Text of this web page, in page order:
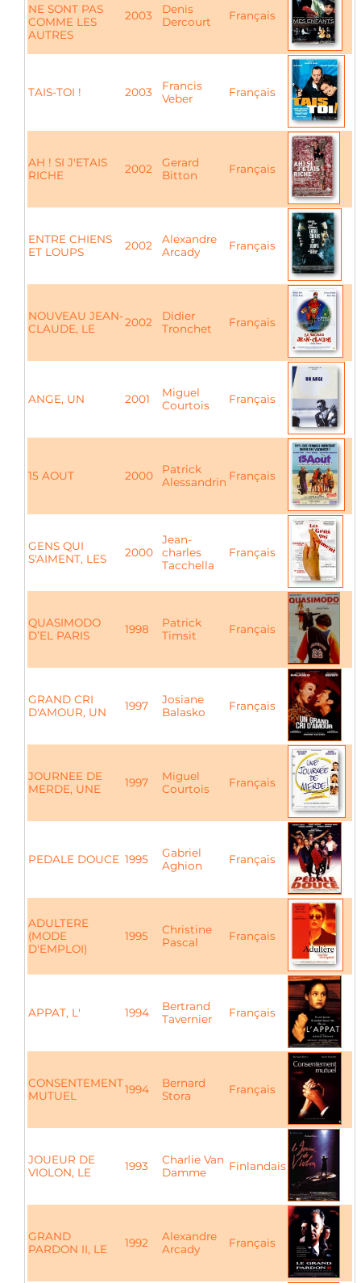
NE SONT PAS
COMME LES
AUTRES
2003
Denis
Dercourt
Français
TAIS-TOI ! 2003
Francis
Veber
Français
AH ! SI J'ETAIS
RICHE
2002
Gerard
Bitton
Français
ENTRE CHIENS
ET LOUPS
2002
Alexandre
Arcady
Français
NOUVEAU JEAN-
CLAUDE, LE
2002
Didier
Tronchet
Français
ANGE, UN 2001
Miguel
Courtois
Français
15 AOUT 2000
Patrick
Alessandrin Français
GENS QUI
S'AIMENT, LES
2000
Jean-
charles
Tacchella
Français
QUASIMODO
D’EL PARIS
1998
Patrick
Timsit
Français
GRAND CRI
D'AMOUR, UN
1997
Josiane
Balasko
Français
JOURNEE DE
MERDE, UNE
1997
Miguel
Courtois
Français
PEDALE DOUCE 1995
Gabriel
Aghion
Français
ADULTERE
(MODE
D'EMPLOI)
1995
Christine
Pascal
Français
APPAT, L' 1994
Bertrand
Tavernier
Français
CONSENTEMENT
MUTUEL
1994
Bernard
Stora
Français
JOUEUR DE
VIOLON, LE
1993
Charlie Van
Damme
Finlandais
GRAND
PARDON II, LE
1992
Alexandre
Arcady
Français